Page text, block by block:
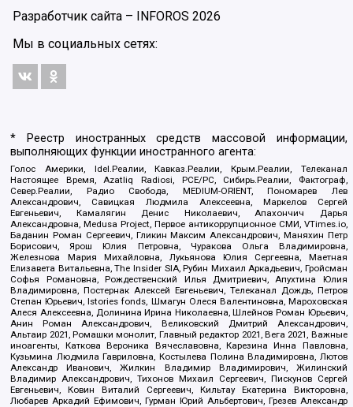
Разработчик сайта – INFOROS 2026
Мы в социальных сетях:
* Реестр иностранных средств массовой информации,
выполняющих функции иностранного агента:
Голос Америки, Idel.Реалии, Кавказ.Реалии, Крым.Реалии, Телеканал
Настоящее Время, Azatliq Radiosi, PCE/PC, Сибирь.Реалии, Фактограф,
Север.Реалии, Радио Свобода, MEDIUM-ORIENT, Пономарев Лев
Александрович, Савицкая Людмила Алексеевна, Маркелов Сергей
Евгеньевич, Камалягин Денис Николаевич, Апахончич Дарья
Александровна, Medusa Project, Первое антикоррупционное СМИ, VTimes.io,
Баданин Роман Сергеевич, Гликин Максим Александрович, Маняхин Петр
Борисович, Ярош Юлия Петровна, Чуракова Ольга Владимировна,
Железнова Мария Михайловна, Лукьянова Юлия Сергеевна, Маетная
Елизавета Витальевна, The Insider SIA, Рубин Михаил Аркадьевич, Гройсман
Софья Романовна, Рождественский Илья Дмитриевич, Апухтина Юлия
Владимировна, Постернак Алексей Евгеньевич, Телеканал Дождь, Петров
Степан Юрьевич, Istories fonds, Шмагун Олеся Валентиновна, Мароховская
Алеся Алексеевна, Долинина Ирина Николаевна, Шлейнов Роман Юрьевич,
Анин Роман Александрович, Великовский Дмитрий Александрович,
Альтаир 2021, Ромашки монолит, Главный редактор 2021, Вега 2021, Важные
иноагенты, Каткова Вероника Вячеславовна, Карезина Инна Павловна,
Кузьмина Людмила Гавриловна, Костылева Полина Владимировна, Лютов
Александр Иванович, Жилкин Владимир Владимирович, Жилинский
Владимир Александрович, Тихонов Михаил Сергеевич, Пискунов Сергей
Евгеньевич, Ковин Виталий Сергеевич, Кильтау Екатерина Викторовна,
Любарев Аркадий Ефимович, Гурман Юрий Альбертович, Грезев Александр